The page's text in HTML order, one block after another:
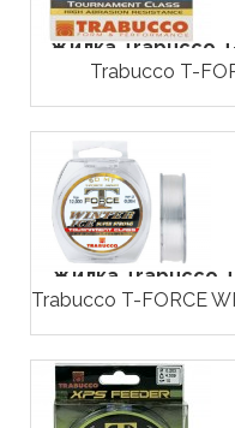
Жилка Trabucco T-
Trabucco T-
Жилка Trabucco T-
Trabucco T-FORCE